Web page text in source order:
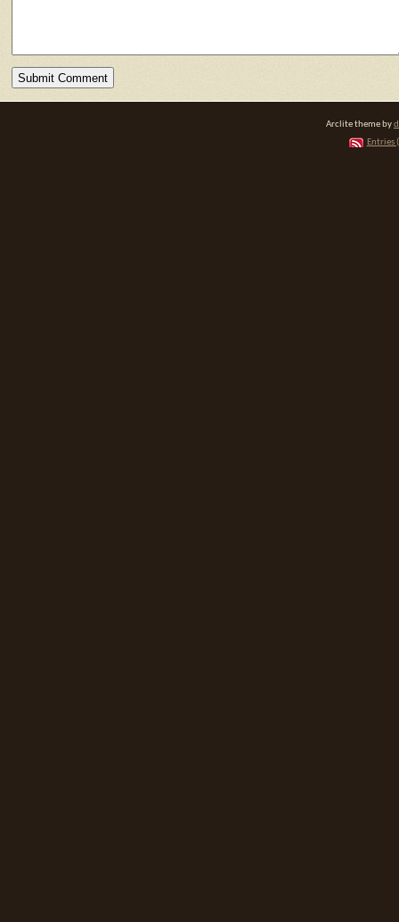
Arclite theme by
Entries